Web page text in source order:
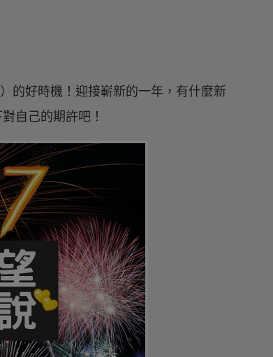
的好時機！迎接嶄新的一年，有什麼新
自己的期許吧！